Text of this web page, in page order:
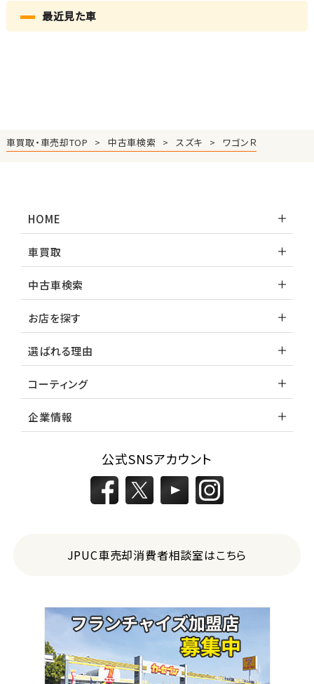
最近見た車
車買取・車売却TOP 中古車検索 スズキ ワゴンＲ
HOME
車買取
中古車検索
お店を探す
選ばれる理由
コーティング
企業情報
公式SNSアカウント
JPUC車売却消費者相談室はこちら